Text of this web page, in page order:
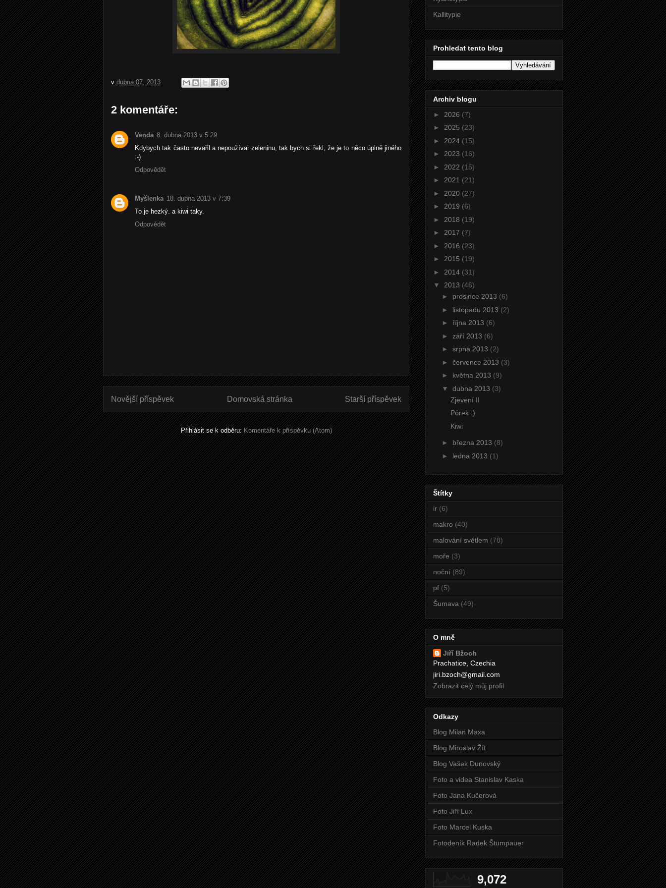
v dubna 07, 2013
2 komentáře:
Venda 8. dubna 2013 v 5:29
Kdybych tak často nevařil a nepoužíval zeleninu, tak bych si řekl, že je to něco úplně jiného
:-)
Odpovědět
Myšlenka 18. dubna 2013 v 7:39
To je hezký. a kiwi taky.
Odpovědět
Novější příspěvek Starší příspěvek
Domovská stránka
Přihlásit se k odběru:Komentáře k příspěvku (Atom)
Kallitypie
Prohledat tento blog
Archiv blogu
► 2026 (7)
► 2025 (23)
► 2024 (15)
► 2023 (16)
► 2022 (15)
► 2021 (21)
► 2020 (27)
► 2019 (6)
► 2018 (19)
► 2017 (7)
► 2016 (23)
► 2015 (19)
► 2014 (31)
▼ 2013 (46)
► prosince 2013 (6)
► listopadu 2013 (2)
► října 2013 (6)
► září 2013 (6)
► srpna 2013 (2)
► července 2013 (3)
► května 2013 (9)
▼ dubna 2013 (3)
Zjevení II
Pórek :)
Kiwi
► března 2013 (8)
► ledna 2013 (1)
Štítky
ir (6)
makro (40)
malování světlem (78)
moře (3)
noční (89)
pf (5)
Šumava (49)
O mně
Jiří Bžoch
Prachatice, Czechia
jiri.bzoch@gmail.com
Zobrazit celý můj profil
Odkazy
Blog Milan Maxa
Blog Miroslav Žít
Blog Vašek Dunovský
Foto a videa Stanislav Kaska
Foto Jana Kučerová
Foto Jiří Lux
Foto Marcel Kuska
Fotodeník Radek Štumpauer
9,072